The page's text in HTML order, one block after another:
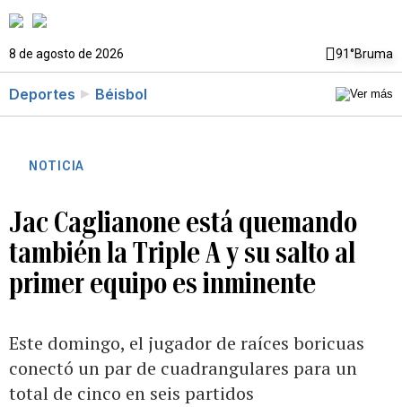
8 de agosto de 2026 91°Bruma
Deportes Béisbol
NOTICIA
Jac Caglianone está quemando
también la Triple A y su salto al
primer equipo es inminente
Este domingo, el jugador de raíces boricuas
conectó un par de cuadrangulares para un
total de cinco en seis partidos